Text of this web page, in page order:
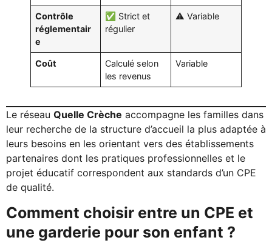
Contrôle
réglementair
e
✅ Strict et
régulier
⚠️ Variable
Coût
Calculé selon
les revenus
Variable
Le réseau Quelle Crèche accompagne les familles dans
leur recherche de la structure d’accueil la plus adaptée à
leurs besoins en les orientant vers des établissements
partenaires dont les pratiques professionnelles et le
projet éducatif correspondent aux standards d’un CPE
de qualité.
Comment choisir entre un CPE et
une garderie pour son enfant ?